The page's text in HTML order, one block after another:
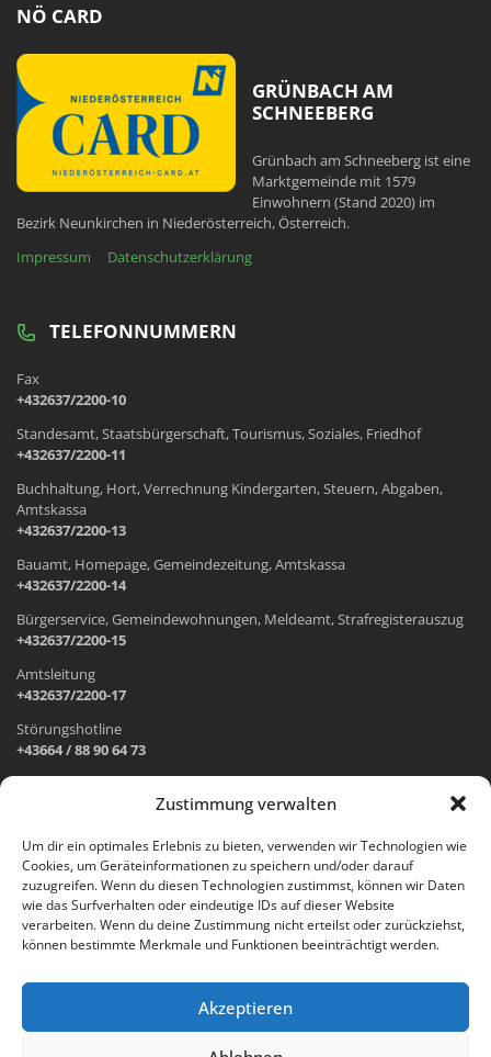
Zustimmung verwalten
Um dir ein optimales Erlebnis zu bieten, verwenden wir Technologien wie
Cookies, um Geräteinformationen zu speichern und/oder darauf
zuzugreifen. Wenn du diesen Technologien zustimmst, können wir Daten
wie das Surfverhalten oder eindeutige IDs auf dieser Website
verarbeiten. Wenn du deine Zustimmung nicht erteilst oder zurückziehst,
können bestimmte Merkmale und Funktionen beeinträchtigt werden.
Akzeptieren
NÖ CARD
GRÜNBACH AM
SCHNEEBERG
Grünbach am Schneeberg ist eine
Marktgemeinde mit 1579
Einwohnern (Stand 2020) im
Bezirk Neunkirchen in Niederösterreich, Österreich.
Impressum
Datenschutzerklärung
TELEFONNUMMERN
Fax
+432637/2200-10
Standesamt, Staatsbürgerschaft, Tourismus, Soziales, Friedhof
+432637/2200-11
Buchhaltung, Hort, Verrechnung Kindergarten, Steuern, Abgaben,
Amtskassa
+432637/2200-13
Bauamt, Homepage, Gemeindezeitung, Amtskassa
+432637/2200-14
Bürgerservice, Gemeindewohnungen, Meldeamt, Strafregisterauszug
+432637/2200-15
Amtsleitung
+432637/2200-17
Störungshotline
+43664 / 88 90 64 73
Wr. Neustädter Straße 1
2733 Grünbach am Schneeberg
Öffnungszeiten Gemeindeamt:
Montag: 8.00 – 12.00 Uhr und 14.00 – 18.00 Uhr
Freitag: 8.00 – 12.00 Uhr
Email: